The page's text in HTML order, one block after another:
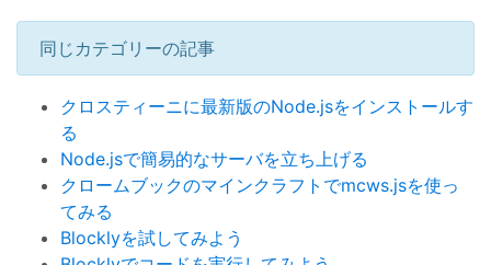
同じカテゴリーの記事
クロスティーニに最新版のNode.jsをインストールす
る
Node.jsで簡易的なサーバを立ち上げる
クロームブックのマインクラフトでmcws.jsを使っ
てみる
Blocklyを試してみよう